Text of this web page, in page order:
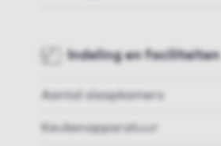
Indeling en faciliteiten
Aantal slaapkamers
Keukenapparatuur